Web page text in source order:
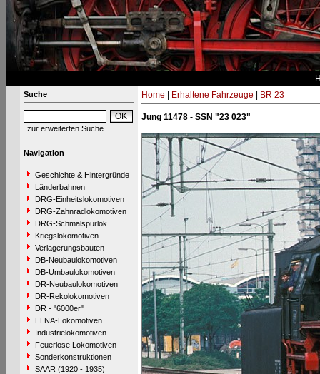
Suche
zur erweiterten Suche
Navigation
Geschichte & Hintergründe
Länderbahnen
DRG-Einheitslokomotiven
DRG-Zahnradlokomotiven
DRG-Schmalspurlok.
Kriegslokomotiven
Verlagerungsbauten
DB-Neubaulokomotiven
DB-Umbaulokomotiven
DR-Neubaulokomotiven
DR-Rekolokomotiven
DR - "6000er"
ELNA-Lokomotiven
Industrielokomotiven
Feuerlose Lokomotiven
Sonderkonstruktionen
SAAR (1920 - 1935)
Home Erhaltene Fahrzeuge BR 23
Jung 11478 - SSN "23 023"